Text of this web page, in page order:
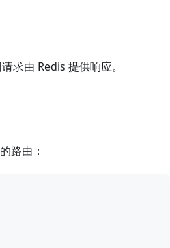
求由 Redis 提供响应。
路由：